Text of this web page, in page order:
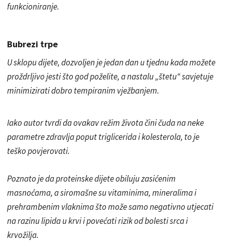
funkcioniranje.
Bubrezi trpe
U sklopu dijete, dozvoljen je jedan dan u tjednu kada možete
proždrljivo jesti što god poželite, a nastalu „štetu“ savjetuje
minimizirati dobro tempiranim vježbanjem.
Iako autor tvrdi da ovakav režim života čini čuda na neke
parametre zdravlja poput triglicerida i kolesterola, to je
teško povjerovati.
Poznato je da proteinske dijete obiluju zasićenim
masnoćama, a siromašne su vitaminima, mineralima i
prehrambenim vlaknima što može samo negativno utjecati
na razinu lipida u krvi i povećati rizik od bolesti srca i
krvožilja.